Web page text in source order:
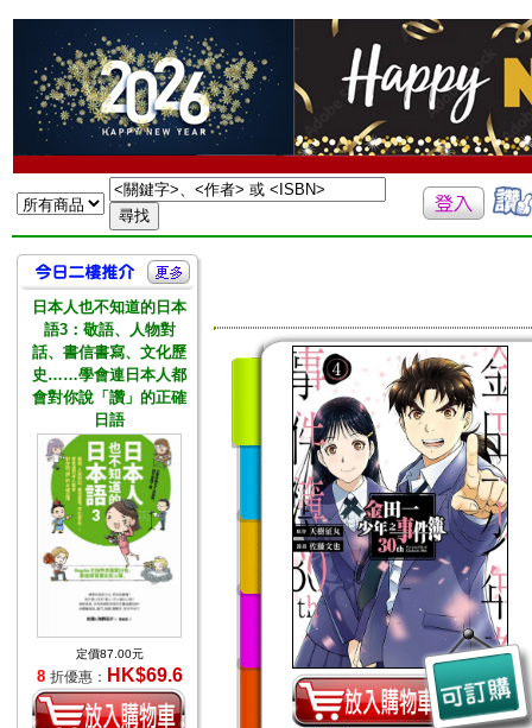
日本人也不知道的日本
語3：敬語、人物對
話、書信書寫、文化歷
史……學會連日本人都
會對你說「讚」的正確
日語
定價87.00元
8 折優惠： HK$69.6